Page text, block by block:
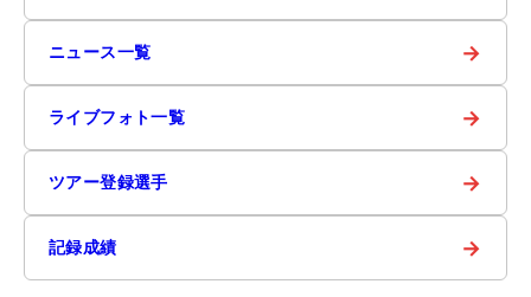
ニュース一覧 →
ライブフォト一覧 →
ツアー登録選手 →
記録成績 →